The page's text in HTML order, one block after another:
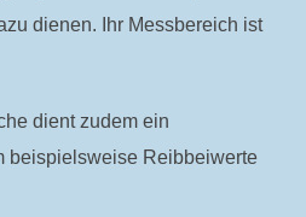
dienen. Ihr Messbereich ist
dient zudem ein
beispielsweise Reibbeiwerte